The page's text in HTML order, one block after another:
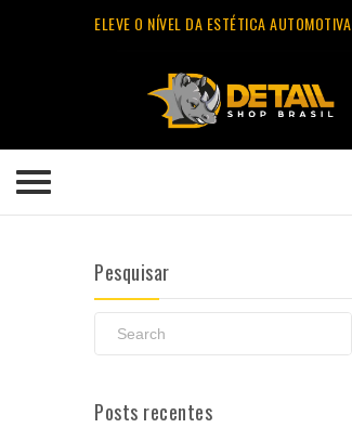
ELEVE O NÍVEL DA ESTÉTICA AUTOMOTIVA
Pesquisar
Posts recentes